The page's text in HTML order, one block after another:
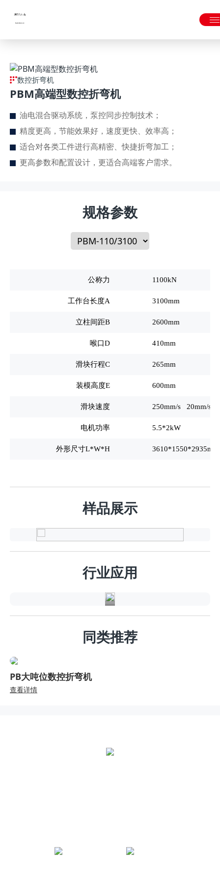
数控折弯机
PBM高端型数控折弯机
油电混合驱动系统，泵控同步控制技术；
精度更高，节能效果好，速度更快、效率高；
适合对各类工件进行高精密、快捷折弯加工；
更高参数和配置设计，更适合高端客户需求。
规格参数
公称力 1100kN
工作台长度A 3100mm
立柱间距B 2600mm
喉口D 410mm
滑块行程C 265mm
装模高度E 600mm
滑块速度 250mm/s 20mm/s
电机功率 5.5*2kW
外形尺寸L*W*H 3610*1550*2935mm
样品展示
行业应用
精
密
钣
金
同类推荐
PB大吨位数控折弯机
查看详情